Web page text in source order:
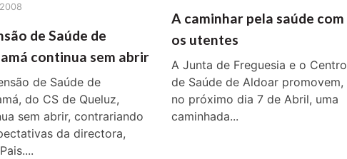
de Saúde de
continua sem abrir
de Saúde de
do CS de Queluz,
sem abrir, contrariando
da directora,
A caminhar pela saúde com
os utentes
A Junta de Freguesia e o Centro
de Saúde de Aldoar promovem,
no próximo dia 7 de Abril, uma
caminhada...